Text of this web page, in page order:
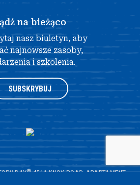
na bieżąco
nasz biuletyn, aby
najnowsze zasoby,
i szkolenia.
SUBSKRYBUJ
DAY® 4511 KNOX ROAD, APARTAMENT